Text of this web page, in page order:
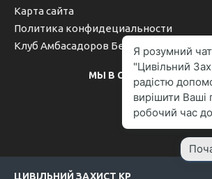
Карта сайта
Политика конфидециальности
Клуб Амбасадоров Безопасности
МЫ В СОЦИАЛЬНЫХ
ЦИВІЛЬНИЙ ЗАХИСТ КР